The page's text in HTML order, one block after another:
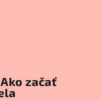
začať